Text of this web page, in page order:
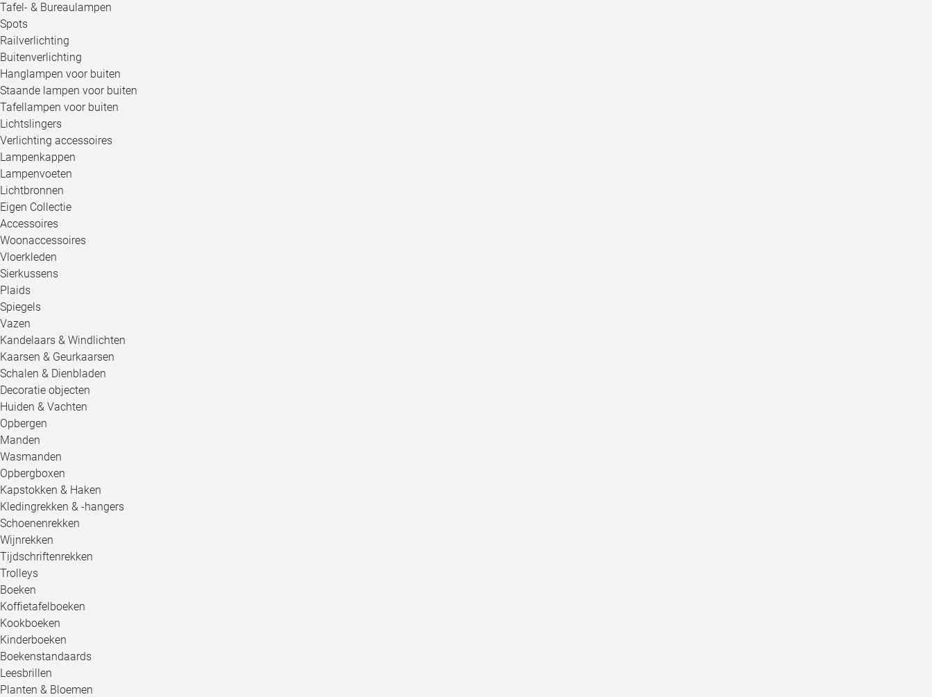
Tafel- & Bureaulampen
Spots
Railverlichting
Buitenverlichting
Hanglampen voor buiten
Staande lampen voor buiten
Tafellampen voor buiten
Lichtslingers
Verlichting accessoires
Lampenkappen
Lampenvoeten
Lichtbronnen
Eigen Collectie
Accessoires
Woonaccessoires
Vloerkleden
Sierkussens
Plaids
Spiegels
Vazen
Kandelaars & Windlichten
Kaarsen & Geurkaarsen
Schalen & Dienbladen
Decoratie objecten
Huiden & Vachten
Opbergen
Manden
Wasmanden
Opbergboxen
Kapstokken & Haken
Kledingrekken & -hangers
Schoenenrekken
Wijnrekken
Tijdschriftenrekken
Trolleys
Boeken
Koffietafelboeken
Kookboeken
Kinderboeken
Boekenstandaards
Leesbrillen
Planten & Bloemen